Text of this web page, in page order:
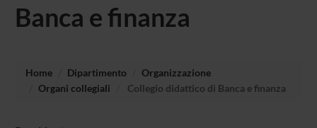
Banca e finanza
Home Dipartimento
Organizzazione
Organi collegiali
Collegio didattico di Banca e finanza